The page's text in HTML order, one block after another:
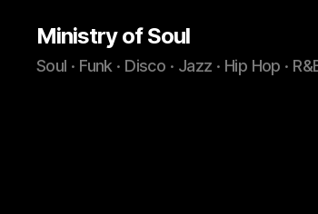
Ministry of Soul
Soul · Funk · Disco · Jazz · Hip Hop ·